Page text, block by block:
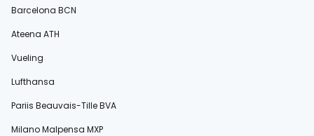
Barcelona BCN
Ateena ATH
Vueling
Lufthansa
Pariis Beauvais-Tille BVA
Milano Malpensa MXP